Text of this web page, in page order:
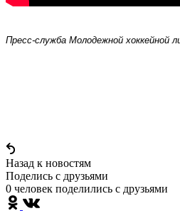
Пресс-служба Молодежной хоккейной
Назад к новостям
Поделись c друзьями
0 человек поделились c друзьями